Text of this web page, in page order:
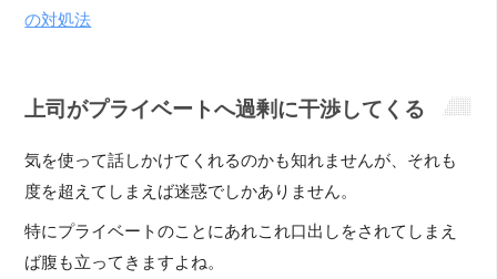
の対処法
上司がプライベートへ過剰に干渉してくる
気を使って話しかけてくれるのかも知れませんが、それも
度を超えてしまえば迷惑でしかありません。
特にプライベートのことにあれこれ口出しをされてしまえ
ば腹も立ってきますよね。